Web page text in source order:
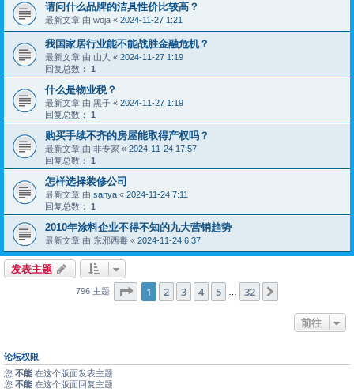
请问什么品牌的洁具性价比较高？
最新文章 由 woja « 2024-11-27 1:21
我国家居行业能不能战胜金融危机？
最新文章 由 山人 « 2024-11-27 1:19
回复总数： 1
什么是物业税？
最新文章 由 黑子 « 2024-11-27 1:19
回复总数： 1
购买手续不齐的房屋能取得产权吗？
最新文章 由 非专家 « 2024-11-24 17:57
回复总数： 1
怎样选择装修公司
最新文章 由 sanya « 2024-11-24 7:11
回复总数： 1
2010年涂料企业不得不知的九大营销趋势
最新文章 由 东邪西毒 « 2024-11-24 6:37
发表主题
796 主题 分页：1 32
1 2 3 4 5 32
前往
论坛权限
您 不能 在这个版面发表主题
您 不能 在这个版面回复主题